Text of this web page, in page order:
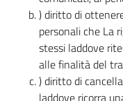
) diritto di
personali che La
stessi laddove
alle finalità del
) diritto di
laddove ricorra